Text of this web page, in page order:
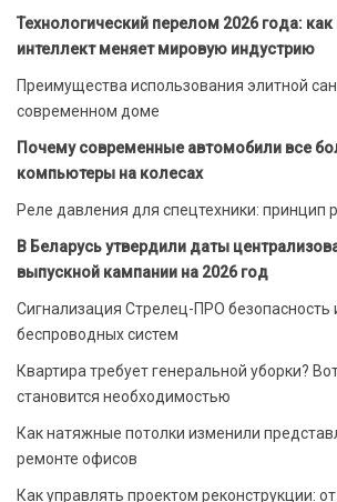
Технологический перелом 2026 года:
интеллект меняет мировую индустрию
Преимущества использования элитной
современном доме
Почему современные автомобили все
компьютеры на колесах
Реле давления для спецтехники: принцип
В Беларусь утвердили даты
выпускной кампании на 2026 год
Сигнализация Стрелец-ПРО безопасность
беспроводных систем
Квартира требует генеральной уборки?
становится необходимостью
Как натяжные потолки изменили
ремонте офисов
Как управлять проектом реконструкции: